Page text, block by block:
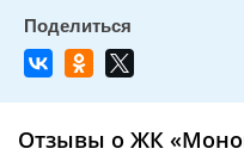
Отзывы о ЖК